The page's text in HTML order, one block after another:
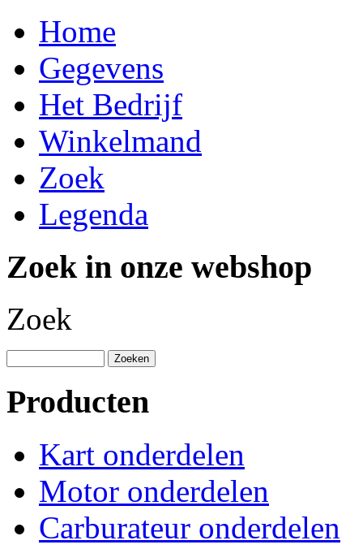
Home
Gegevens
Het Bedrijf
Winkelmand
Zoek
Legenda
Zoek in onze webshop
Zoek
Producten
Kart onderdelen
Motor onderdelen
Carburateur onderdelen